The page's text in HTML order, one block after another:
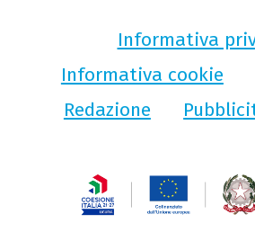
Informativa
Informativa cookie
Redazione